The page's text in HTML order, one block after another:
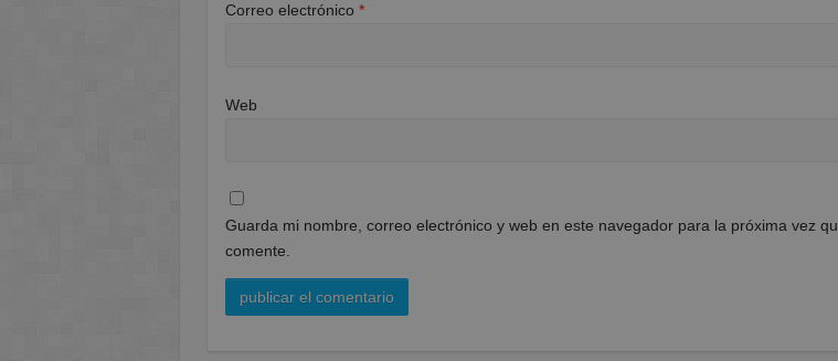
Correo electrónico*
Web
Guarda mi nombre, correo electrónico y web en este navegador para la próxima vez
comente.